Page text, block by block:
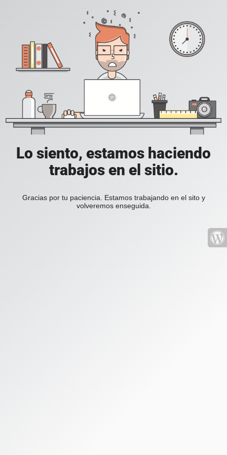
Lo siento, estamos haciendo
trabajos en el sitio.
Gracias por tu paciencia. Estamos trabajando en el sito y
volveremos enseguida.